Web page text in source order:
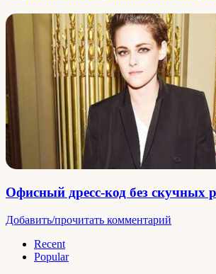
Офисный дресс-код без скучных
Добавить/прочитать комментарий
Recent
Popular